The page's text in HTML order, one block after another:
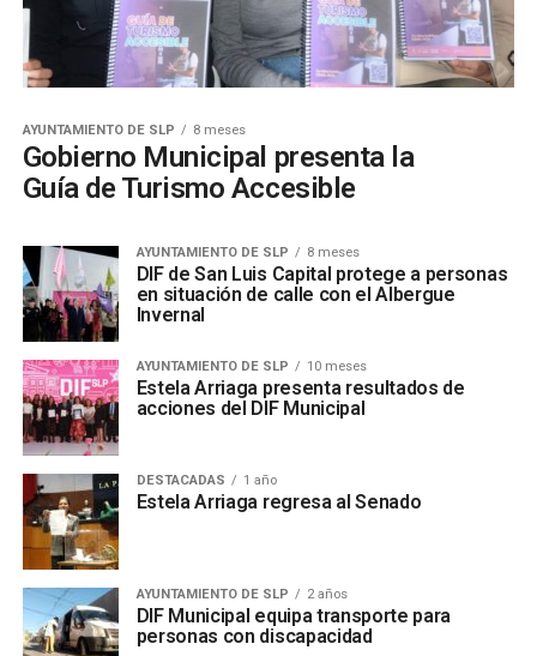
AYUNTAMIENTO DE SLP 8 meses
Gobierno Municipal presenta la
Guía de Turismo Accesible
AYUNTAMIENTO DE SLP 8 meses
DIF de San Luis Capital protege a personas
en situación de calle con el Albergue
Invernal
AYUNTAMIENTO DE SLP 10 meses
Estela Arriaga presenta resultados de
acciones del DIF Municipal
DESTACADAS 1 año
Estela Arriaga regresa al Senado
AYUNTAMIENTO DE SLP 2 años
DIF Municipal equipa transporte para
personas con discapacidad